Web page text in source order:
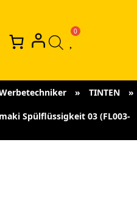
» TINTEN »
Spülflüssigkeit 03 (FL003-